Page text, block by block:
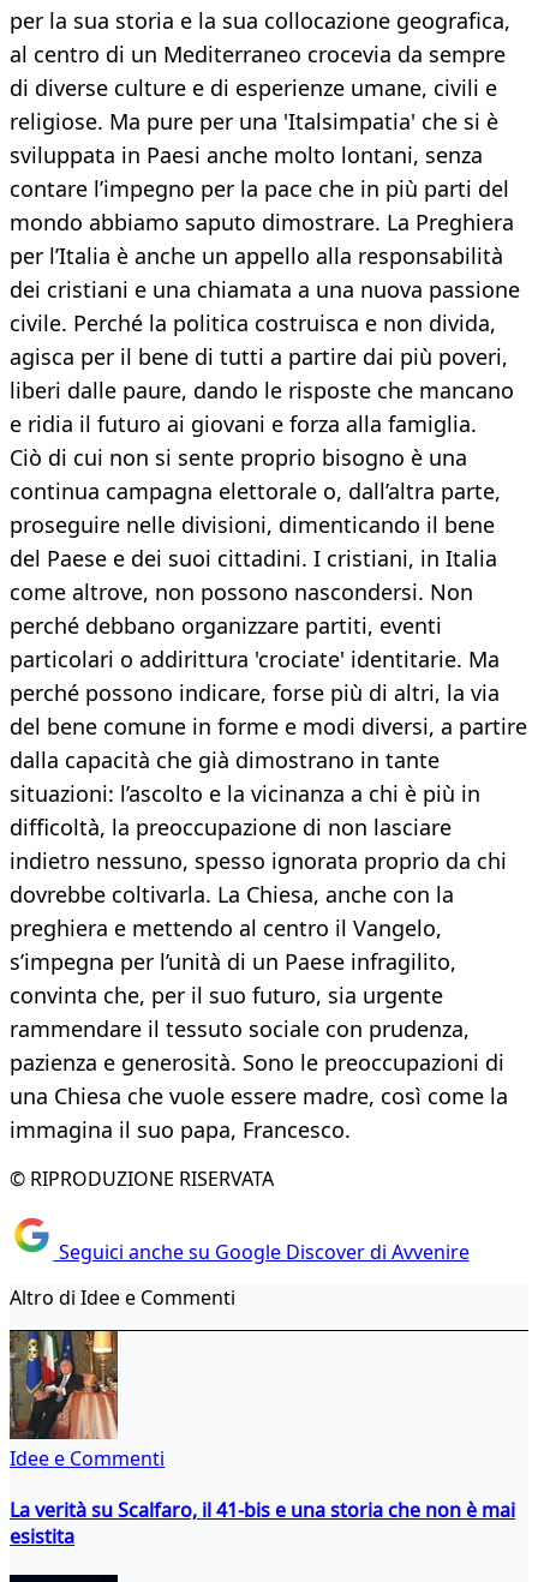
per la sua storia e la sua collocazione geografica,
al centro di un Mediterraneo crocevia da sempre
di diverse culture e di esperienze umane, civili e
religiose. Ma pure per una 'Italsimpatia' che si è
sviluppata in Paesi anche molto lontani, senza
contare l’impegno per la pace che in più parti del
mondo abbiamo saputo dimostrare. La Preghiera
per l’Italia è anche un appello alla responsabilità
dei cristiani e una chiamata a una nuova passione
civile. Perché la politica costruisca e non divida,
agisca per il bene di tutti a partire dai più poveri,
liberi dalle paure, dando le risposte che mancano
e ridia il futuro ai giovani e forza alla famiglia.
Ciò di cui non si sente proprio bisogno è una
continua campagna elettorale o, dall’altra parte,
proseguire nelle divisioni, dimenticando il bene
del Paese e dei suoi cittadini. I cristiani, in Italia
come altrove, non possono nascondersi. Non
perché debbano organizzare partiti, eventi
particolari o addirittura 'crociate' identitarie. Ma
perché possono indicare, forse più di altri, la via
del bene comune in forme e modi diversi, a partire
dalla capacità che già dimostrano in tante
situazioni: l’ascolto e la vicinanza a chi è più in
difficoltà, la preoccupazione di non lasciare
indietro nessuno, spesso ignorata proprio da chi
dovrebbe coltivarla. La Chiesa, anche con la
preghiera e mettendo al centro il Vangelo,
s’impegna per l’unità di un Paese infragilito,
convinta che, per il suo futuro, sia urgente
rammendare il tessuto sociale con prudenza,
pazienza e generosità. Sono le preoccupazioni di
una Chiesa che vuole essere madre, così come la
immagina il suo papa, Francesco.
© RIPRODUZIONE RISERVATA
Seguici anche su Google Discover di Avvenire
Altro di Idee e Commenti
Idee e Commenti
La verità su Scalfaro, il 41-bis e una storia che non è mai
esistita